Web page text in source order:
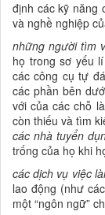
định các kỹ năng
và nghề nghiệp
những người tìm
họ trong sơ yếu
các công cụ tự
các phần bên
với của các chỗ
còn thiếu và tìm
các nhà tuyển
trống của họ khi
các dịch vụ việc
lao động (như
một “ngôn ngữ”